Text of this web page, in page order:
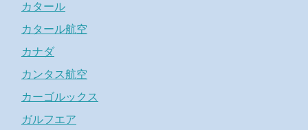
カタール
カタール航空
カナダ
カンタス航空
カーゴルックス
ガルフエア